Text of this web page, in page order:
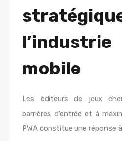
mobile
Les éditeurs de jeux
barrières d’entrée et à
PWA constitue une réponse